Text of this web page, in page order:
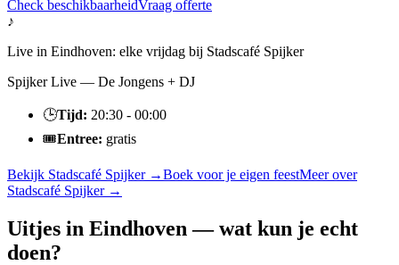
Check beschikbaarheidVraag offerte
♪
Live in Eindhoven: elke vrijdag bij Stadscafé Spijker
Spijker Live — De Jongens + DJ
🕒Tijd: 20:30 - 00:00
🎟️Entree: gratis
Bekijk Stadscafé Spijker→Boek voor je eigen feestMeer over
Stadscafé Spijker→
Uitjes in Eindhoven — wat kun je echt
doen?